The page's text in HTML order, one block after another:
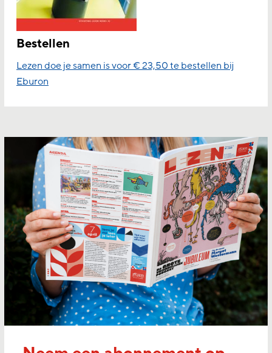
Bestellen
Lezen doe je samen is voor € 23,50 te bestellen bij
Eburon